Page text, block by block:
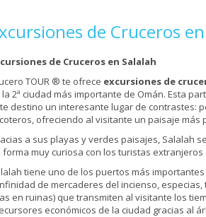
de Cruceros
de Cruceros en Salalah
TOUR ® te ofrece excursiones de
la 2ª ciudad más importante de Omán. Esta
destino un interesante lugar de contrastes:
ofreciendo al visitante un paisaje más
a sus playas y verdes paisajes, Salalah
forma muy curiosa con los turistas
tiene uno de los puertos más
de mercaderes del incienso,
en ruinas) que transmiten al visitante los
económicos de la ciudad gracias al